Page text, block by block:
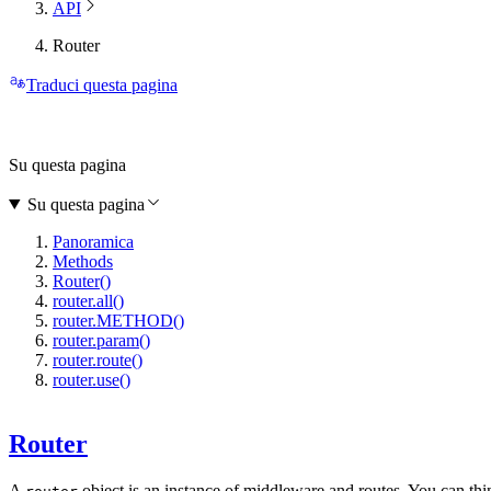
API
Router
Traduci questa pagina
Router
Su questa pagina
Su questa pagina
Panoramica
Methods
Router()
router.all()
router.METHOD()
router.param()
router.route()
router.use()